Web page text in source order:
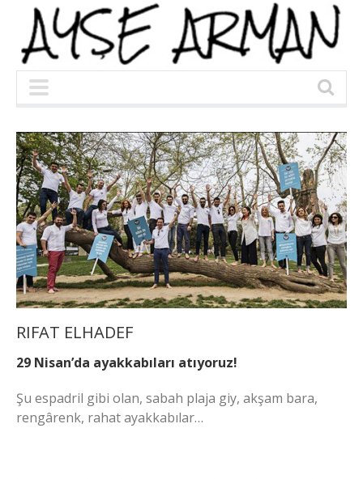
RIFAT ELHADEF
29 Nisan’da ayakkabıları atıyoruz!
Şu espadril gibi olan, sabah plaja giy, akşam bara,
rengârenk, rahat ayakkabılar…